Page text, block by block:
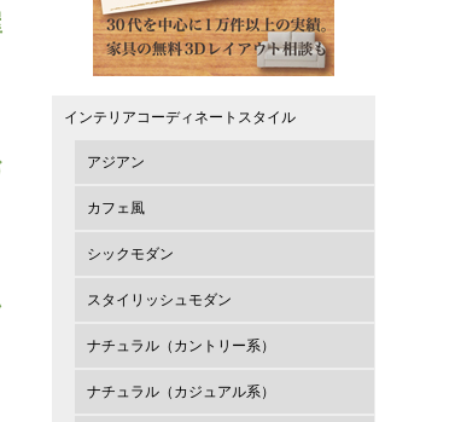
インテリアコーディネートスタイル
アジアン
カフェ風
シックモダン
スタイリッシュモダン
ナチュラル（カントリー系）
ナチュラル（カジュアル系）